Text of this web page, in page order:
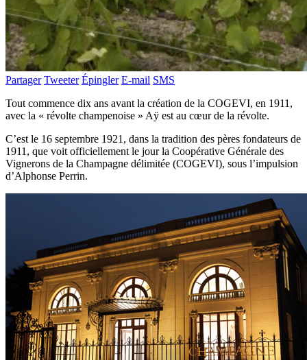
Partager Tweeter Épingler E-mail SMS
Tout commence dix ans avant la création de la COGEVI, en 1911,
avec la « révolte champenoise » Aÿ est au cœur de la révolte.
C’est le 16 septembre 1921, dans la tradition des pères fondateurs de
1911, que voit officiellement le jour la Coopérative Générale des
Vignerons de la Champagne délimitée (COGEVI), sous l’impulsion
d’Alphonse Perrin.